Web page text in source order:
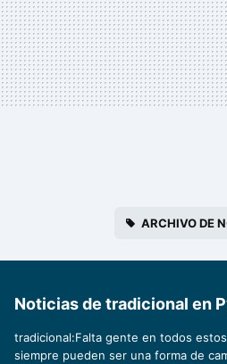
ARCHIVO DE
Noticias de tradicional en
tradicional:Falta gente en todos
siempre pueden ser una forma de